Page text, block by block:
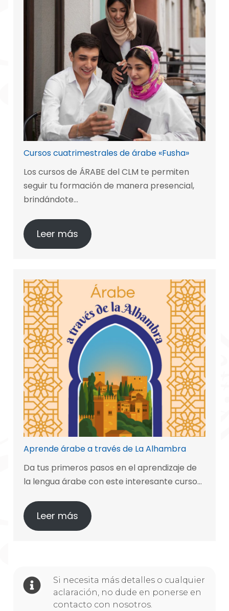
Cursos cuatrimestrales de árabe «Fusha»
Los cursos de ÁRABE del CLM te permiten
seguir tu formación de manera presencial,
brindándote…
Leer más
Aprende árabe a través de La Alhambra
Da tus primeros pasos en el aprendizaje de
la lengua árabe con este interesante curso…
Leer más
Si necesita más detalles o cualquier
aclaración, no dude en ponerse en
contacto con nosotros.